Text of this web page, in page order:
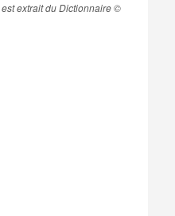
extrait du Dictionnaire ©